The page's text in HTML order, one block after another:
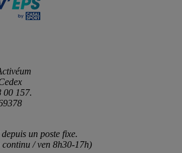
00 157.
un poste fixe.
/ ven 8h30-17h)